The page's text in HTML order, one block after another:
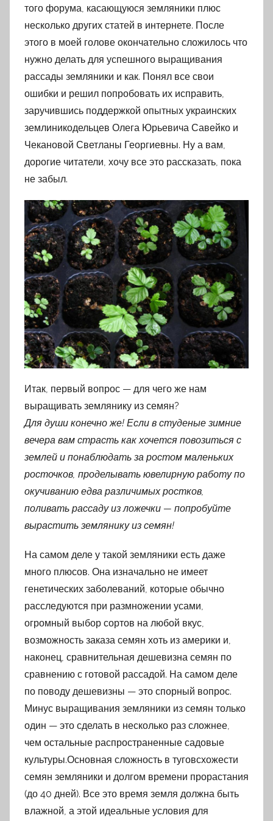
того форума, касающуюся земляники плюс
несколько других статей в интернете. После
этого в моей голове окончательно сложилось что
нужно делать для успешного выращивания
рассады земляники и как. Понял все свои
ошибки и решил попробовать их исправить,
заручившись поддержкой опытных украинских
землиникодельцев Олега Юрьевича Савейко и
Чекановой Светланы Георгиевны. Ну а вам,
дорогие читатели, хочу все это рассказать, пока
не забыл.
Итак, первый вопрос — для чего же нам
выращивать землянику из семян?
Для души конечно же! Если в студеные зимние
вечера вам страсть как хочется повозиться с
землей и понаблюдать за ростом маленьких
росточков, проделывать ювелирную работу по
окучиванию едва различимых ростков,
поливать рассаду из ложечки — попробуйте
вырастить землянику из семян!
На самом деле у такой земляники есть даже
много плюсов. Она изначально не имеет
генетических заболеваний, которые обычно
расследуются при размножении усами,
огромный выбор сортов на любой вкус,
возможность заказа семян хоть из америки и,
наконец, сравнительная дешевизна семян по
сравнению с готовой рассадой. На самом деле
по поводу дешевизны — это спорный вопрос.
Минус выращивания земляники из семян только
один — это сделать в несколько раз сложнее,
чем остальные распространенные садовые
культуры.Основная сложность в туговсхожести
семян земляники и долгом времени прорастания
(до 40 дней). Все это время земля должна быть
влажной, а этой идеальные условия для